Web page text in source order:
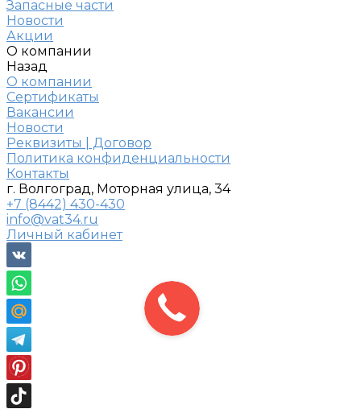
Запасные части
Новости
Акции
О компании
Назад
О компании
Сертификаты
Вакансии
Новости
Реквизиты | Договор
Политика конфиденциальности
Контакты
г. Волгоград, Моторная улица, 34
+7 (8442) 430-430
info@vat34.ru
Личный кабинет